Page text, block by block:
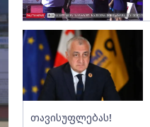
თავისუფლებას!